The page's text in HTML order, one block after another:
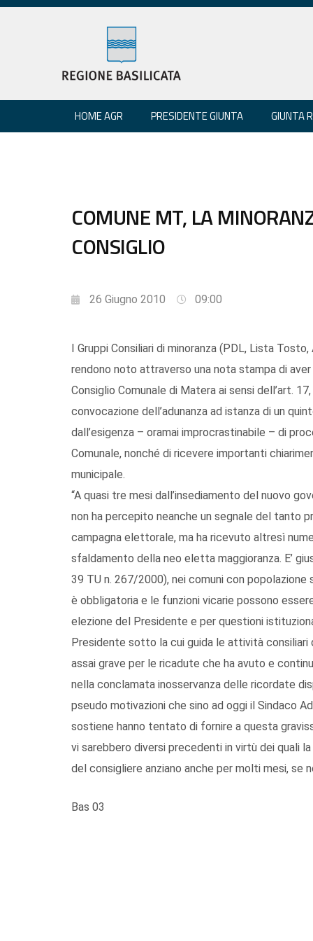
HOME AGR PRESIDENTE GIUNTA GIUNTA
COMUNE MT, LA
CONSIGLIO
26 Giugno 2010 09:00
I Gruppi Consiliari di minoranza (PDL, Lista
rendono noto attraverso una nota stampa di
Consiglio Comunale di Matera ai sensi dell’art.
convocazione dell’adunanza ad istanza di un
dall’esigenza – oramai improcrastinabile – di
Comunale, nonché di ricevere importanti
municipale.
“A quasi tre mesi dall’insediamento del nuovo
non ha percepito neanche un segnale del tanto
campagna elettorale, ma ha ricevuto altresì
sfaldamento della neo eletta maggioranza. E’
39 TU n. 267/2000), nei comuni con
è obbligatoria e le funzioni vicarie possono
elezione del Presidente e per questioni
Presidente sotto la cui guida le attività
assai grave per le ricadute che ha avuto e
nella conclamata inosservanza delle ricordate
pseudo motivazioni che sino ad oggi il Sindaco
sostiene hanno tentato di fornire a questa
vi sarebbero diversi precedenti in virtù dei quali
del consigliere anziano anche per molti mesi, se
Bas 03